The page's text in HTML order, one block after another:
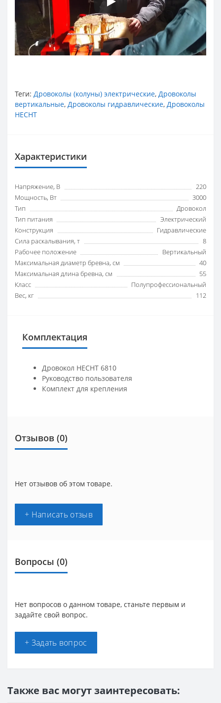
Теги: Дровоколы (колуны) электрические, Дровоколы
вертикальные, Дровоколы гидравлические, Дровоколы
HECHT
Характеристики
Напряжение, В
220
Мощность, Вт
3000
Тип
Дровокол
Тип питания
Электрический
Конструкция
Гидравлические
Сила раскалывания, т
8
Рабочее положение
Вертикальный
Максимальная диаметр бревна, см
40
Максимальная длина бревна, см
55
Класс
Полупрофессиональный
Вес, кг
112
Комплектация
Дровокол HECHT 6810
Руководство пользователя
Комплект для крепления
Отзывов (0)
Нет отзывов об этом товаре.
+ Написать отзыв
Вопросы (0)
Нет вопросов о данном товаре, станьте первым и
задайте свой вопрос.
+ Задать вопрос
Также вас могут заинтересовать: